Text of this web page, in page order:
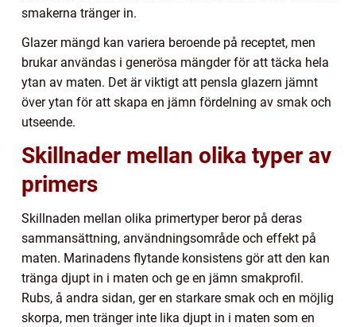
smakerna tränger in.
Glazer mängd kan variera beroende på receptet, men
brukar användas i generösa mängder för att täcka hela
ytan av maten. Det är viktigt att pensla glazern jämnt
över ytan för att skapa en jämn fördelning av smak och
utseende.
Skillnader mellan olika typer av
primers
Skillnaden mellan olika primertyper beror på deras
sammansättning, användningsområde och effekt på
maten. Marinadens flytande konsistens gör att den kan
tränga djupt in i maten och ge en jämn smakprofil.
Rubs, å andra sidan, ger en starkare smak och en möjlig
skorpa, men tränger inte lika djupt in i maten som en